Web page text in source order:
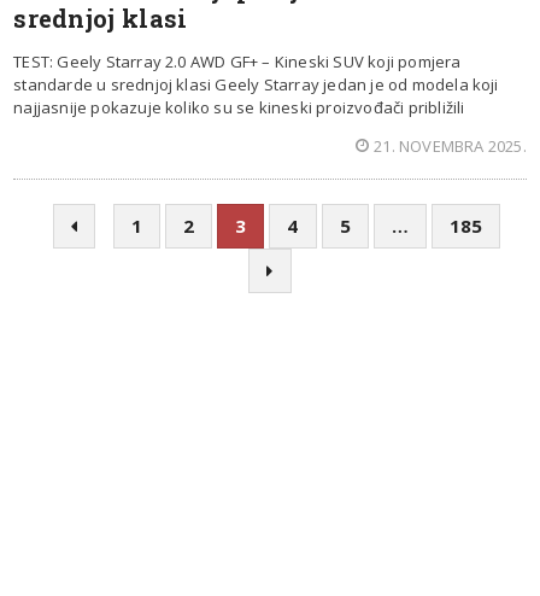
srednjoj klasi
TEST: Geely Starray 2.0 AWD GF+ – Kineski SUV koji pomjera
standarde u srednjoj klasi Geely Starray jedan je od modela koji
najjasnije pokazuje koliko su se kineski proizvođači približili
21. NOVEMBRA 2025.
1 2 3 4 5 … 185